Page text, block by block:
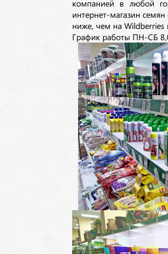
компанией в любой
интернет-магазин
ниже, чем на Wildberries
График работы ПН-СБ